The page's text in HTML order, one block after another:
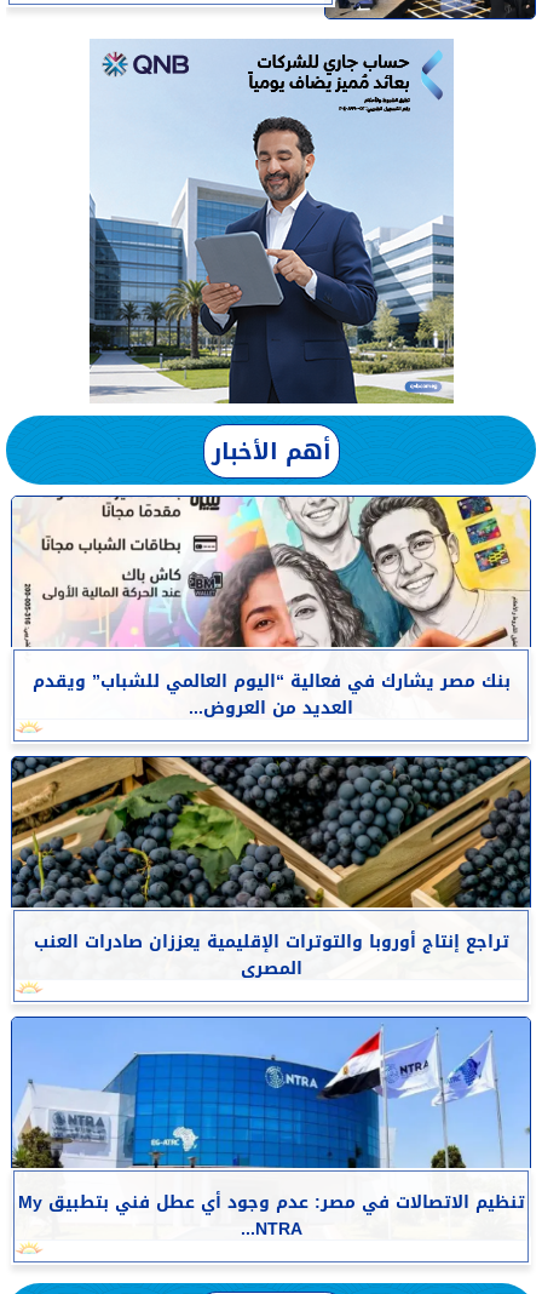
أهم الأخبار
بنك مصر يشارك في فعالية “اليوم العالمي للشباب” ويقدم
العديد من العروض...
تراجع إنتاج أوروبا والتوترات الإقليمية يعززان صادرات العنب
المصرى
تنظيم الاتصالات في مصر: عدم وجود أي عطل فني بتطبيق My
NTRA...